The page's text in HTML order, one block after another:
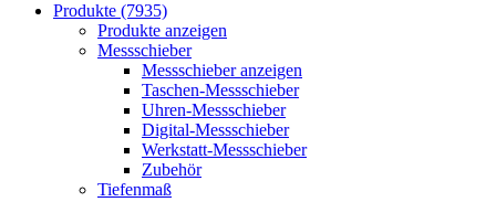
Produkte (7935)
Produkte anzeigen
Messschieber
Messschieber anzeigen
Taschen-Messschieber
Uhren-Messschieber
Digital-Messschieber
Werkstatt-Messschieber
Zubehör
Tiefenmaß